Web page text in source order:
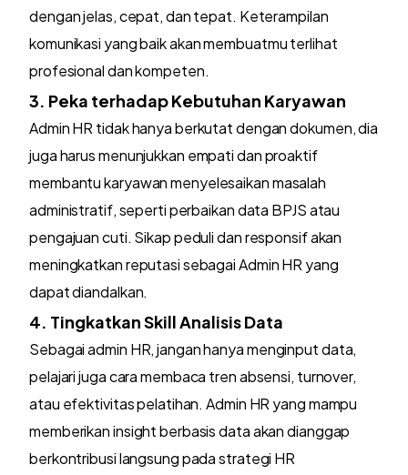
dengan jelas, cepat, dan tepat. Keterampilan
komunikasi yang baik akan membuatmu terlihat
profesional dan kompeten.
3. Peka terhadap Kebutuhan Karyawan
Admin HR tidak hanya berkutat dengan dokumen, dia
juga harus menunjukkan empati dan proaktif
membantu karyawan menyelesaikan masalah
administratif, seperti perbaikan data BPJS atau
pengajuan cuti. Sikap peduli dan responsif akan
meningkatkan reputasi sebagai Admin HR yang
dapat diandalkan.
4. Tingkatkan Skill Analisis Data
Sebagai admin HR, jangan hanya menginput data,
pelajari juga cara membaca tren absensi, turnover,
atau efektivitas pelatihan. Admin HR yang mampu
memberikan insight berbasis data akan dianggap
berkontribusi langsung pada strategi HR